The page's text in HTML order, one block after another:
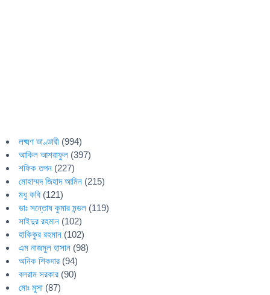
লক্ষ্মণ ভাণ্ডারী (994)
আকিল আশরাফুল (397)
শফিক তপন (227)
মোহাম্মদ জিহাদ আমিন (215)
মধু কবি (121)
ডাঃ সন্তোষ কুমার মন্ডল (119)
সাইদুর রহমান (102)
হাকিকুর রহমান (102)
এম নাজমুল হাসান (98)
অনিক শিকদার (94)
বলরাম সরকার (90)
মোঃ মুসা (87)